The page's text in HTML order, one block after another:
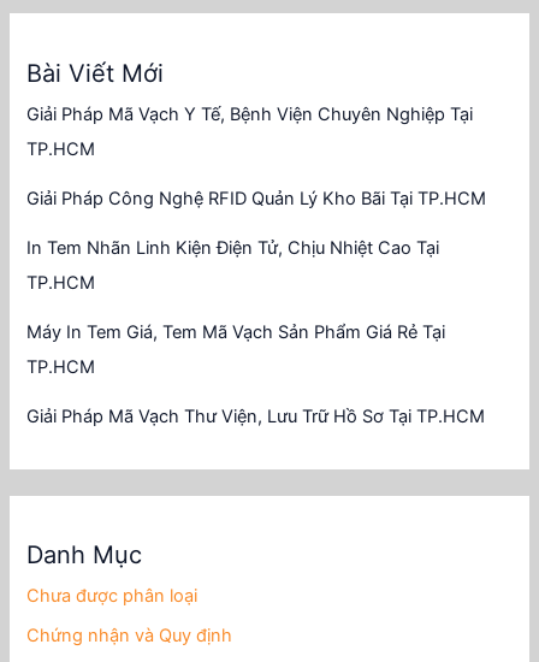
Bài Viết Mới
Giải Pháp Mã Vạch Y Tế, Bệnh Viện Chuyên Nghiệp Tại
TP.HCM
Giải Pháp Công Nghệ RFID Quản Lý Kho Bãi Tại TP.HCM
In Tem Nhãn Linh Kiện Điện Tử, Chịu Nhiệt Cao Tại
TP.HCM
Máy In Tem Giá, Tem Mã Vạch Sản Phẩm Giá Rẻ Tại
TP.HCM
Giải Pháp Mã Vạch Thư Viện, Lưu Trữ Hồ Sơ Tại TP.HCM
Danh Mục
Chưa được phân loại
Chứng nhận và Quy định